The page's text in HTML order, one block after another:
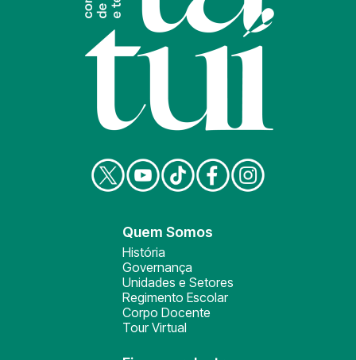
Quem Somos
História
Governança
Unidades e Setores
Regimento Escolar
Corpo Docente
Tour Virtual